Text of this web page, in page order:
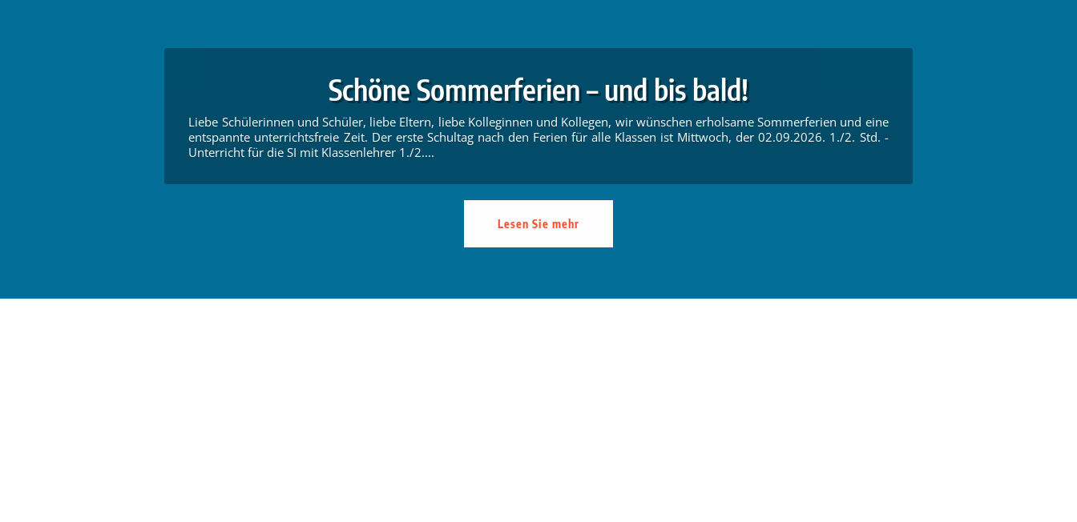
Schöne Sommerferien – und bis bald!
Liebe Schülerinnen und Schüler, liebe Eltern, liebe Kolleginnen und Kollegen, wir wünschen erholsame Sommerferien und eine
entspannte unterrichtsfreie Zeit. Der erste Schultag nach den Ferien für alle Klassen ist Mittwoch, der 02.09.2026. 1./2. Std. -
Unterricht für die SI mit Klassenlehrer 1./2....
Lesen Sie mehr